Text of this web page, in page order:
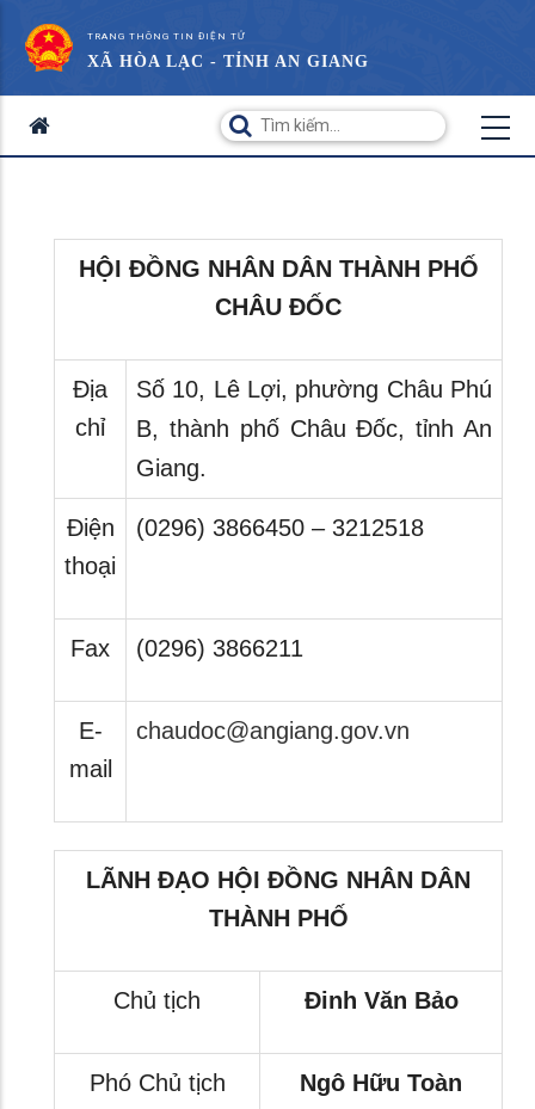
TRANG THÔNG TIN ĐIỆN TỬ
XÃ HÒA LẠC - TỈNH AN GIANG
HỘI ĐỒNG NHÂN DÂN THÀNH PHỐ
CHÂU ĐỐC
Địa
chỉ
Số 10, Lê Lợi, phường Châu Phú
B, thành phố Châu Đốc, tỉnh An
Giang.
Điện
thoại
(0296) 3866450 – 3212518
Fax (0296) 3866211
E-
mail
chaudoc@angiang.gov.vn
LÃNH ĐẠO HỘI ĐỒNG NHÂN DÂN
THÀNH PHỐ
Chủ tịch Đinh Văn Bảo
Phó Chủ tịch Ngô Hữu Toàn